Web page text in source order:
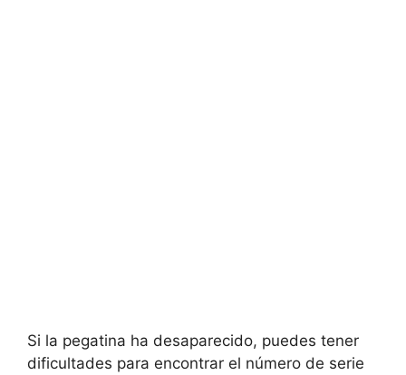
Si la pegatina ha desaparecido, puedes tener
dificultades para encontrar el número de serie